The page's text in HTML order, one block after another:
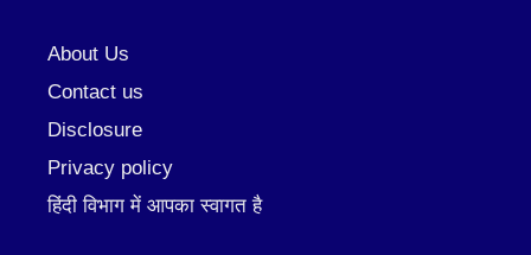
About Us
Contact us
Disclosure
Privacy policy
हिंदी विभाग में आपका स्वागत है